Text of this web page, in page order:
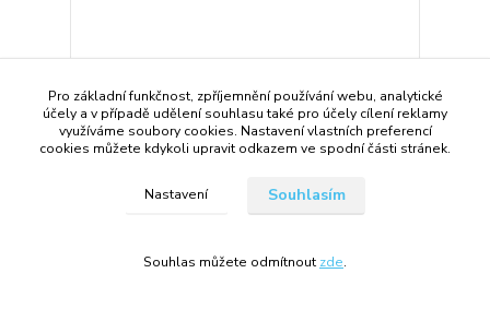
Dlouhé červené hladké společenské šaty
Pro základní funkčnost, zpříjemnění používání webu, analytické
účely a v případě udělení souhlasu také pro účely cílení reklamy
využíváme soubory cookies. Nastavení vlastních preferencí
cookies můžete kdykoli upravit odkazem ve spodní části stránek.
Nastavení Souhlasím
Souhlas můžete odmítnout zde.